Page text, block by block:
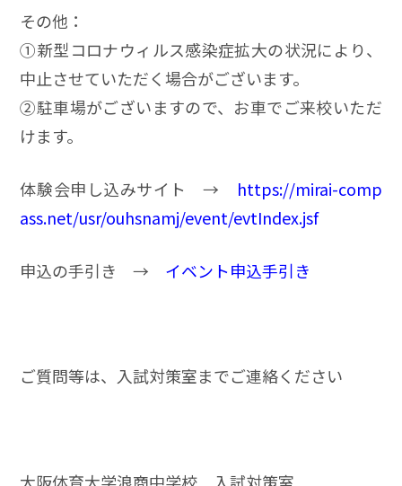
その他：
➀新型コロナウィルス感染症拡大の状況により、
中止させていただく場合がございます。
➁駐車場がございますので、お車でご来校いただ
けます。
体験会申し込みサイト → https://mirai-comp
ass.net/usr/ouhsnamj/event/evtIndex.jsf
申込の手引き → イベント申込手引き
ご質問等は、入試対策室までご連絡ください